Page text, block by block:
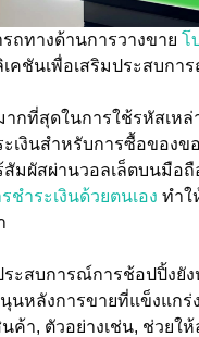
ถทางด้านการวางขาย โ
คชันเพื่อเสริมประสบกา
กที่สุดในการใช้รหัสเห
เงินสำหรับการซื้อของข
สัมผัสผ่านวอลเล็ตบนมือ
ชำระเงินด้วยตนเอง ทำใ
ระสบการณ์การช้อปปิ้งยั
นหลังการขายที่แข็งแกร่
า, ตัวอย่างเช่น, ช่วยให้